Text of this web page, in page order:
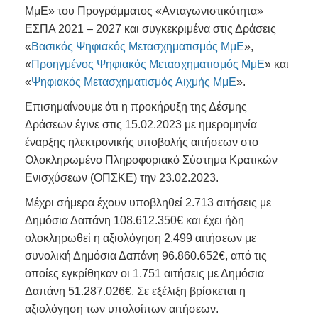
ΜμΕ» του Προγράμματος «Ανταγωνιστικότητα»
ΕΣΠΑ 2021 – 2027 και συγκεκριμένα στις Δράσεις
«Βασικός Ψηφιακός Μετασχηματισμός ΜμΕ»,
«Προηγμένος Ψηφιακός Μετασχηματισμός ΜμΕ» και
«Ψηφιακός Μετασχηματισμός Αιχμής ΜμΕ».
Επισημαίνουμε ότι η προκήρυξη της Δέσμης
Δράσεων έγινε στις 15.02.2023 με ημερομηνία
έναρξης ηλεκτρονικής υποβολής αιτήσεων στο
Ολοκληρωμένο Πληροφοριακό Σύστημα Κρατικών
Ενισχύσεων (ΟΠΣΚΕ) την 23.02.2023.
Μέχρι σήμερα έχουν υποβληθεί 2.713 αιτήσεις με
Δημόσια Δαπάνη 108.612.350€ και έχει ήδη
ολοκληρωθεί η αξιολόγηση 2.499 αιτήσεων με
συνολική Δημόσια Δαπάνη 96.860.652€, από τις
οποίες εγκρίθηκαν οι 1.751 αιτήσεις με Δημόσια
Δαπάνη 51.287.026€. Σε εξέλιξη βρίσκεται η
αξιολόγηση των υπολοίπων αιτήσεων.